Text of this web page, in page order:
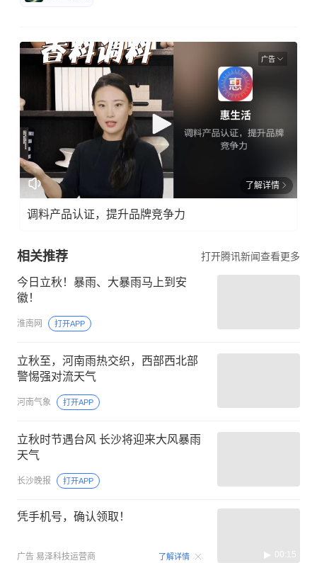
广告
了解详情
调料产品认证，提升品牌竞争力
相关推荐 打开腾讯新闻查看更多
今日立秋！暴雨、大暴雨马上到安
徽！
淮南网 打开APP
立秋至，河南雨热交织，西部西北部
警惕强对流天气
河南气象 打开APP
立秋时节遇台风 长沙将迎来大风暴雨
天气
长沙晚报 打开APP
凭手机号，确认领取！
广告 易泽科技运营商 了解详情 00:15